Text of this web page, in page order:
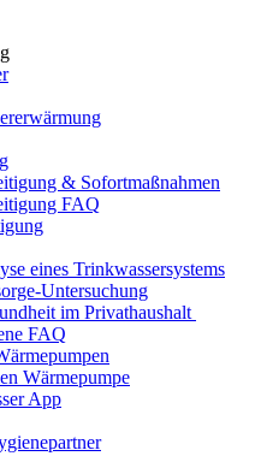
& Sofortmaßnahmen
FAQ
eines Trinkwassersystems
Untersuchung
im Privathaushalt
FAQ
Wärmepumpe
App